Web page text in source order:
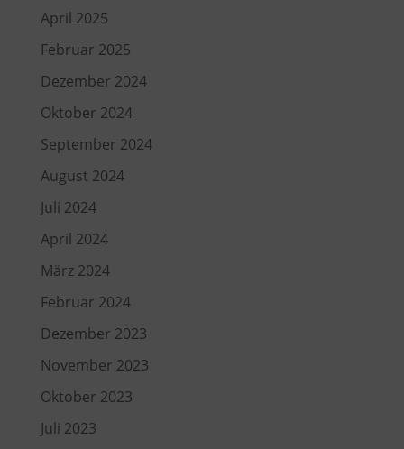
April 2025
Februar 2025
Dezember 2024
Oktober 2024
September 2024
August 2024
Juli 2024
April 2024
März 2024
Februar 2024
Dezember 2023
November 2023
Oktober 2023
Juli 2023